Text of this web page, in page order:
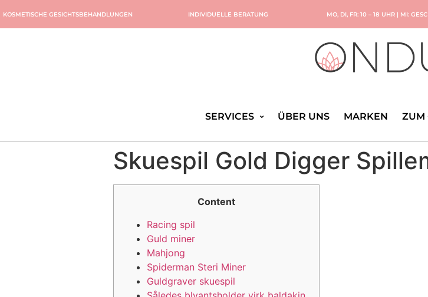
KOSMETISCHE GESICHTSBEHANDLUNGEN INDIVIDUELLE BERATUNG MO, DI, FR: 10 – 18 UHR | MI:
SERVICES ÜBER UNS MARKEN ZUM
Skuespil Gold Digger
Content
Racing spil
Guld miner
Mahjong
Spiderman Steri Miner
Guldgraver skuespil